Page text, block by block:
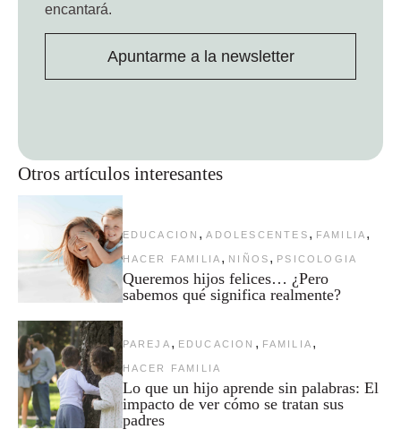
Otros artículos interesantes
EDUCACION , ADOLESCENTES , FAMILIA ,
HACER FAMILIA , NIÑOS , PSICOLOGIA
Queremos hijos felices… ¿Pero
sabemos qué significa realmente?
PAREJA , EDUCACION , FAMILIA ,
HACER FAMILIA
Lo que un hijo aprende sin palabras: El
impacto de ver cómo se tratan sus
padres
encantará.
Apuntarme a la newsletter